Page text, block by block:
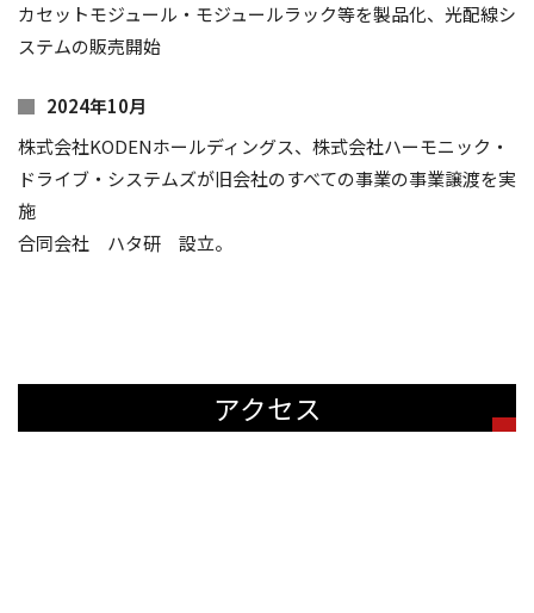
カセットモジュール・モジュールラック等を製品化、光配線シ
ステムの販売開始
2024年10月
株式会社KODENホールディングス、株式会社ハーモニック・
ドライブ・システムズが旧会社のすべての事業の事業譲渡を実
施
合同会社 ハタ研 設立。
アクセス